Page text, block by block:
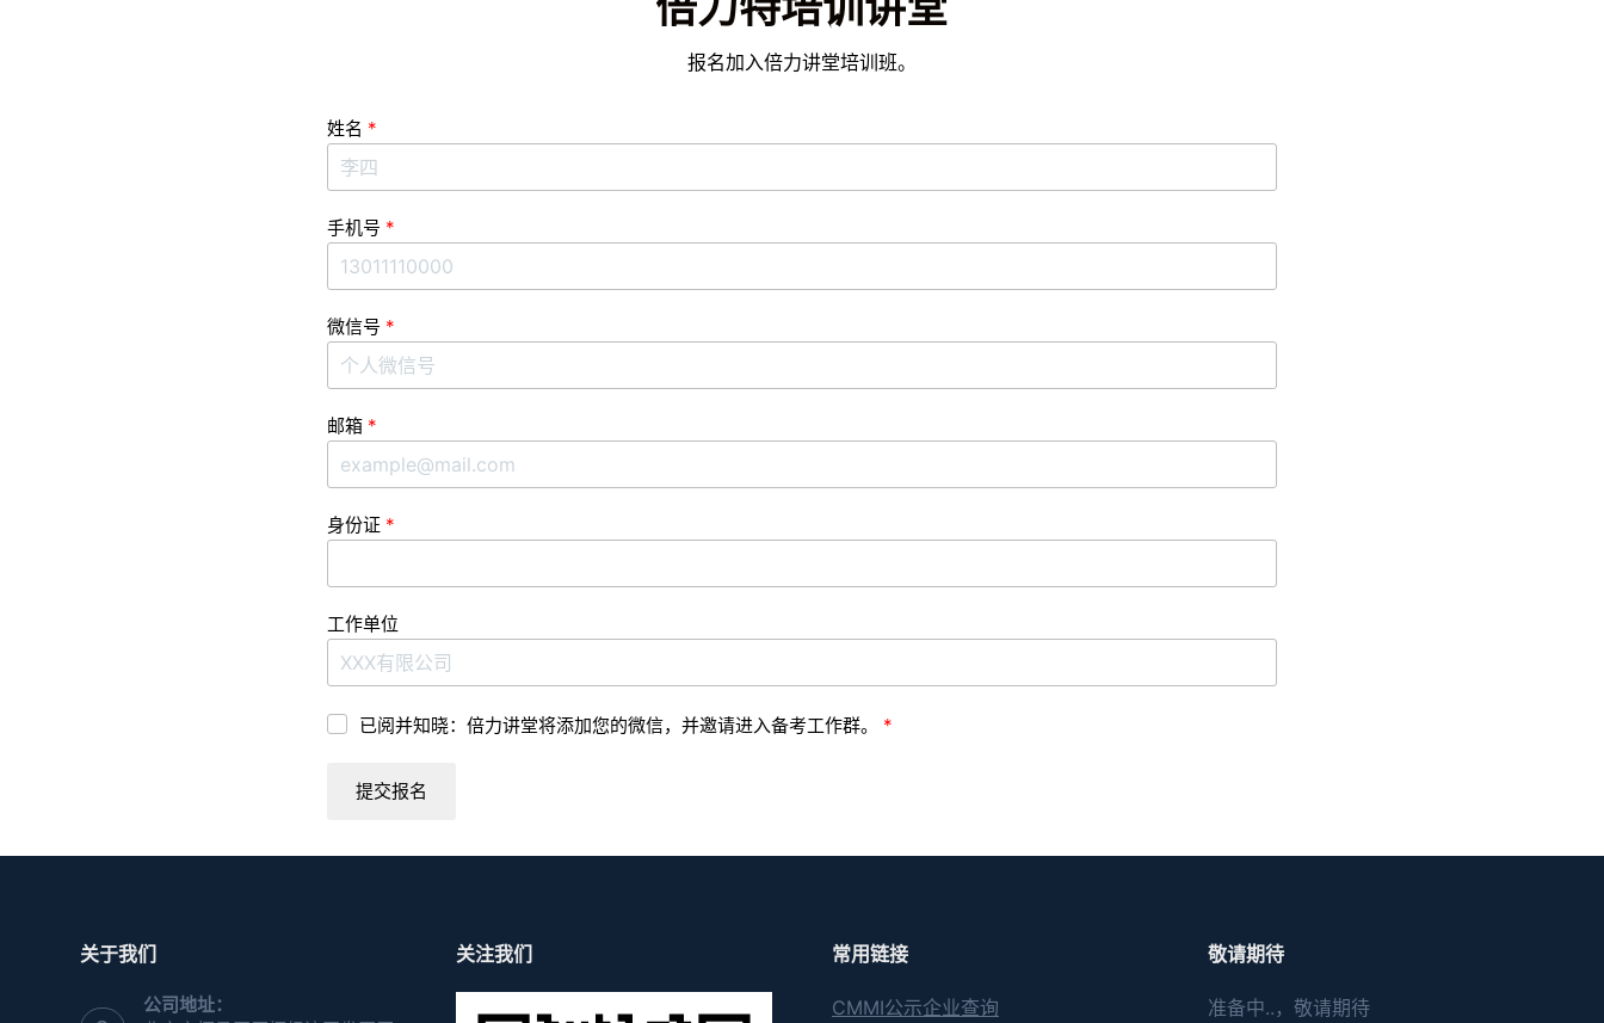
报名加入倍力讲堂培训班。
姓名
手机号
微信号
邮箱
身份证
工作单位
已阅并知晓：倍力讲堂将添加您的微信，并邀请进入备考工作群。
提交报名
关于我们
公司地址：
关注我们 常用链接
CMMI公示企业查询
敬请期待
准备中..，敬请期待